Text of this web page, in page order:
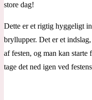
store dag!
Dette er et rigtig hyggeligt
bryllupper. Det er et
af festen, og man kan
tage det ned igen ved